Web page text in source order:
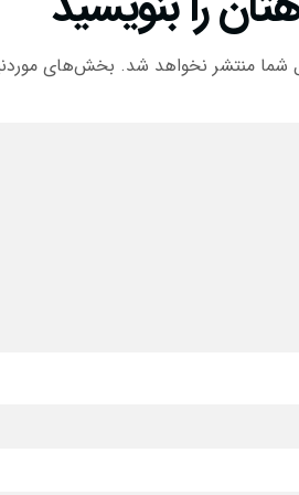
شما منتشر نخواهد شد. بخش‌های